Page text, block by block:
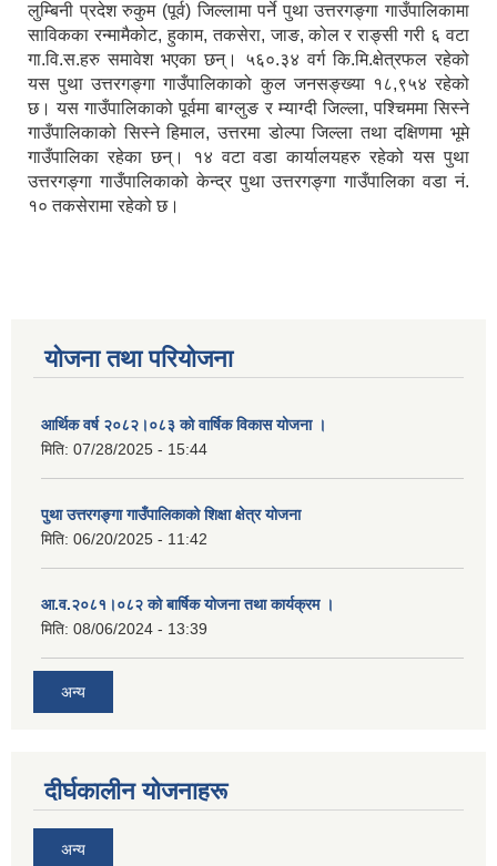
लुम्बिनी प्रदेश रुकुम (पूर्व) जिल्लामा पर्ने पुथा उत्तरगङ्गा गाउँपालिकामा
साविकका रन्मामैकोट, हुकाम, तकसेरा, जाङ, कोल र राङ्सी गरी ६ वटा
गा.वि.स.हरु समावेश भएका छन्। ५६०.३४ वर्ग कि.मि.क्षेत्रफल रहेको
यस पुथा उत्तरगङ्गा गाउँपालिकाको कुल जनसङ्ख्या १८,९५४ रहेको
छ। यस गाउँपालिकाको पूर्वमा बाग्लुङ र म्याग्दी जिल्ला, पश्चिममा सिस्ने
गाउँपालिकाको सिस्ने हिमाल, उत्तरमा डोल्पा जिल्ला तथा दक्षिणमा भूमे
गाउँपालिका रहेका छन्। १४ वटा वडा कार्यालयहरु रहेको यस पुथा
उत्तरगङ्गा गाउँपालिकाको केन्द्र पुथा उत्तरगङ्गा गाउँपालिका वडा नं.
१० तकसेरामा रहेको छ।
योजना तथा परियोजना
आर्थिक वर्ष २०८२।०८३ को वार्षिक विकास योजना ।
मिति: 07/28/2025 - 15:44
पुथा उत्तरगङ्गा गाउँपालिकाको शिक्षा क्षेत्र योजना
मिति: 06/20/2025 - 11:42
आ.व.२०८१।०८२ को बार्षिक योजना तथा कार्यक्रम ।
मिति: 08/06/2024 - 13:39
अन्य
दीर्घकालीन योजनाहरू
अन्य